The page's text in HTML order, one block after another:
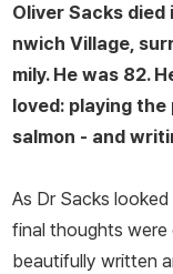
했다. 2015년 안암이
년간 친구이자 동료
고받았다.
Oliver Sacks died
nwich Village,
mily. He was 82.
loved: playing the
salmon - and
As Dr Sacks
final thoughts were
beautifully written